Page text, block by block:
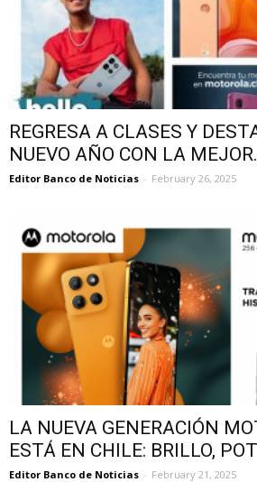
REGRESA A CLASES Y
NUEVO AÑO CON LA
Editor Banco de Noticias - February 26, 2025
LA NUEVA GENERACIÓN
ESTÁ EN CHILE: BRILLO,
Editor Banco de Noticias - February 21, 2025